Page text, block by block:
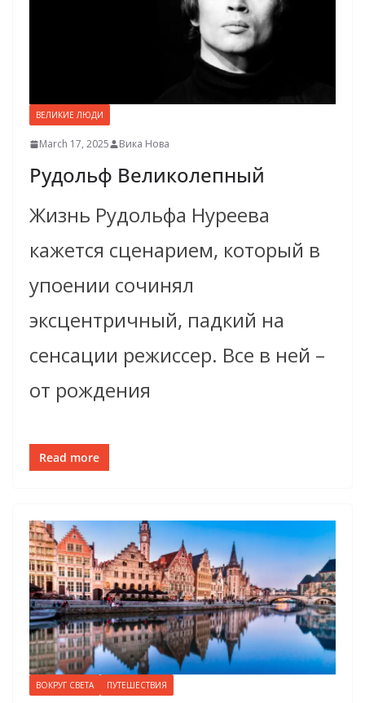
ВЕЛИКИЕ ЛЮДИ
March 17, 2025 Вика Нова
Рудольф Великолепный
Жизнь Рудольфа Нуреева
кажется сценарием, который в
упоении сочинял
эксцентричный, падкий на
сенсации режиссер. Все в ней –
от рождения
Read more
ВОКРУГ СВЕТА ПУТЕШЕСТВИЯ